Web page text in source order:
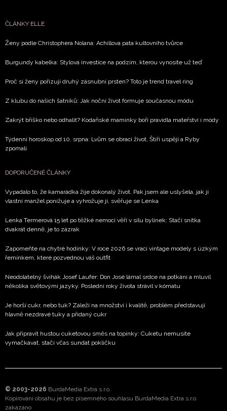
ČLÁNKY ELLE
Ženy podle Christophera Nolana: Achillova pata kultovního tvůrce
Burgundy kabelka: Stylová investice na podzim, kterou vynosíte už teď
Proč si ženy pořizují druhý zásnubní prsten? Toto je trend travel ring
Z klubu do našich šatníků: Jak noční život formuje současnou módu
Zakrýt bříško nebo odhalit? Kodaňské maminky boří pravidla mateřství i módy
Týdenní horoskop od 10. srpna: Lvům se obrací život, Štíři uspějí a Ryby
zpomalí
DOPORUČENÉ ČLÁNKY
Vypadalo to, že kamarádka žije dokonalý život. Pak jsem ale uslyšela, jak ji
vlastní manžel ponižuje a vyhrožuje jí, svěřuje se Lenka
Lenka Termerová 15 let po těžké nemoci věří v sílu bylinek: Stačí snítka
dvakrát denně, je to zázrak
Zapomeňte na chytré hodinky: V roce 2026 se vrací vintage modely s úzkým
řemínkem, které pozvednou váš outfit
Neodolatelný švihák Josef Laufer: Don José lámal srdce na potkání a mluvil
několika světovými jazyky. Poslední roky života strávil v kómatu
Je horší cukr, nebo tuk? Záleží na množství i kvalitě, problém představují
hlavně nezdravé tuky a přidaný cukr
Jak připravit hustou cuketovou směs na topinky: Cuketu nemusíte
vymačkávat, stačí včas sundat pokličku
© 2003-2026 BurdaMedia Extra s.r.o.
Kopírování obsahu je bez písemného souhlasu BurdaMedia Extra s.r.o.
zakázáno